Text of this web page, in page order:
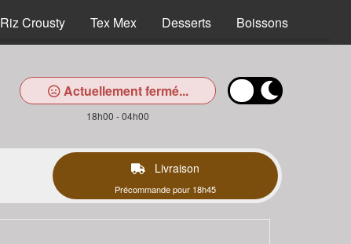
Riz Crousty Tex Mex Desserts Boissons
Actuellement fermé...
18h00 - 04h00
Livraison
Précommande pour 18h45